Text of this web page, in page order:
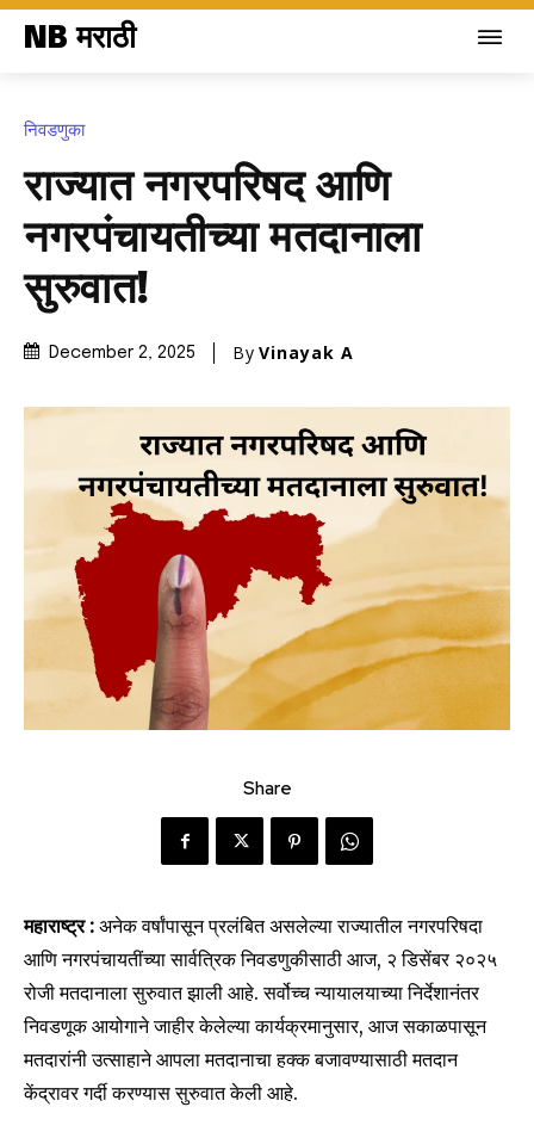
NB मराठी
निवडणुका
राज्यात नगरपरिषद आणि
नगरपंचायतीच्या मतदानाला
सुरुवात!
December 2, 2025 By Vinayak A
Share
महाराष्ट्र : अनेक वर्षांपासून प्रलंबित असलेल्या राज्यातील नगरपरिषदा
आणि नगरपंचायतींच्या सार्वत्रिक निवडणुकीसाठी आज, २ डिसेंबर २०२५
रोजी मतदानाला सुरुवात झाली आहे. सर्वोच्च न्यायालयाच्या निर्देशानंतर
निवडणूक आयोगाने जाहीर केलेल्या कार्यक्रमानुसार, आज सकाळपासून
मतदारांनी उत्साहाने आपला मतदानाचा हक्क बजावण्यासाठी मतदान
केंद्रावर गर्दी करण्यास सुरुवात केली आहे.